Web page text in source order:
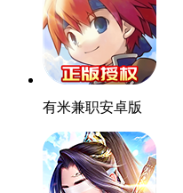
有米兼职安卓版